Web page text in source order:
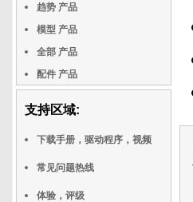
趋势 产品
模型 产品
全部 产品
配件 产品
支持区域:
下载手册，驱动程序，视频
常见问题热线
体验，评级